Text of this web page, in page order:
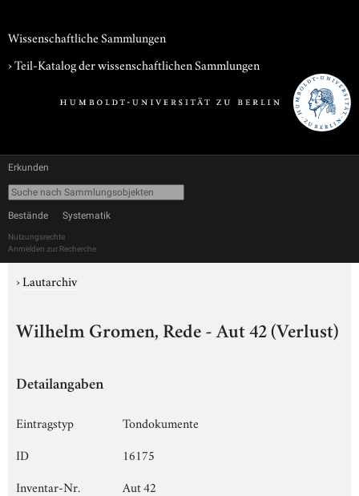
Wissenschaftliche Sammlungen
› Teil-Katalog der wissenschaftlichen Sammlungen
Erkunden
Bestände Systematik
Nutzungsrechte
Anmelden zur Recherche
›Lautarchiv
Wilhelm Gromen, Rede - Aut 42 (Verlust)
Detailangaben
Eintragstyp
Tondokumente
ID
16175
Inventar-Nr.
Aut 42